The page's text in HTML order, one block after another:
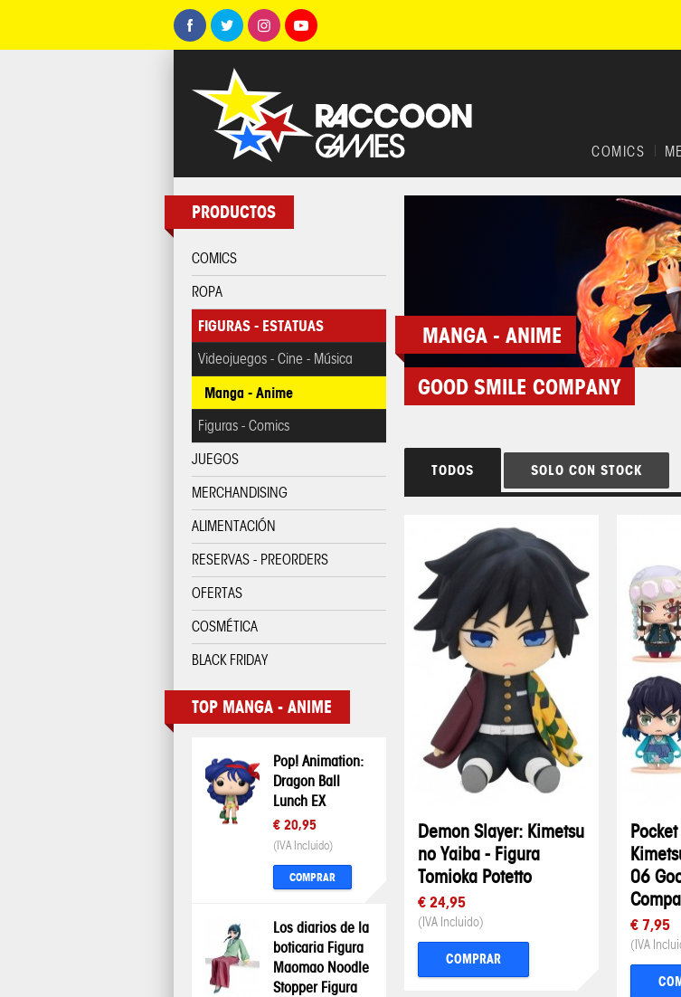
COMICS
PRODUCTOS
COMICS
ROPA
FIGURAS - ESTATUAS
Videojuegos - Cine - Música
Manga - Anime
Figuras - Comics
JUEGOS
MERCHANDISING
ALIMENTACIÓN
RESERVAS - PREORDERS
OFERTAS
COSMÉTICA
BLACK FRIDAY
TOP MANGA - ANIME
Pop! Animation:
Dragon Ball
Lunch EX
€ 20,95
(IVA Incluido)
COMPRAR
Los diarios de la
boticaria Figura
Maomao Noodle
Stopper Figura
MANGA - ANIME
GOOD SMILE COMPANY
TODOS SOLO CON STOCK
Demon Slayer: Kimetsu
no Yaiba - Figura
Tomioka Potetto
€ 24,95
(IVA Incluido)
COMPRAR
06
€ 7,95
(IVA